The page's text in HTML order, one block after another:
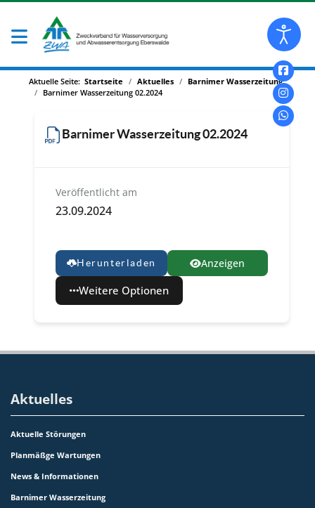
Aktuelle Seite: Startseite Aktuelles
Barnimer Wasserzeitung
Barnimer Wasserzeitung 02.2024
Barnimer Wasserzeitung 02.2024
Veröffentlicht am
23.09.2024
Herunterladen Anzeigen
Weitere Optionen
Aktuelles
Aktuelle Störungen
Planmäßge Wartungen
News & Informationen
Barnimer Wasserzeitung